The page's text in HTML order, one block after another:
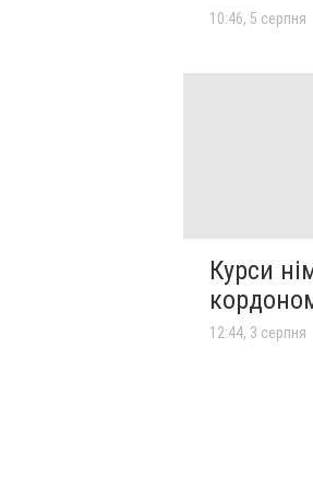
10:46, 5 серпня
Курси
12:44, 3 серпня